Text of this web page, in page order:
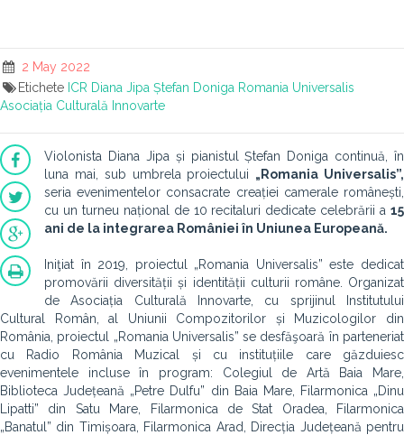
2 May 2022
Etichete ICR Diana Jipa Ștefan Doniga Romania Universalis
Asociația Culturală Innovarte
Violonista Diana Jipa și pianistul Ștefan Doniga continuă, în
luna mai, sub umbrela proiectului „Romania Universalis”,
seria evenimentelor consacrate creației camerale românești,
cu un turneu național de 10 recitaluri dedicate celebrării a 15
ani de la integrarea României în Uniunea Europeană.
Iniţiat în 2019, proiectul „Romania Universalis” este dedicat
promovării diversității și identității culturii române. Organizat
de Asociația Culturală Innovarte, cu sprijinul Institutului
Cultural Român, al Uniunii Compozitorilor și Muzicologilor din
România, proiectul „Romania Universalis” se desfăşoară în parteneriat
cu Radio România Muzical și cu instituțiile care găzduiesc
evenimentele incluse în program: Colegiul de Artă Baia Mare,
Biblioteca Județeană „Petre Dulfu” din Baia Mare, Filarmonica „Dinu
Lipatti” din Satu Mare, Filarmonica de Stat Oradea, Filarmonica
„Banatul” din Timișoara, Filarmonica Arad, Direcția Județeană pentru